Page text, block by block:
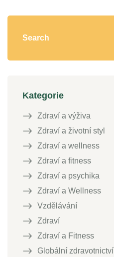
Kategorie
Zdraví a výživa
Zdraví a životní styl
Zdraví a wellness
Zdraví a fitness
Zdraví a psychika
Zdraví a Wellness
Vzdělávání
Zdraví
Zdraví a Fitness
Globální zdravotnictví